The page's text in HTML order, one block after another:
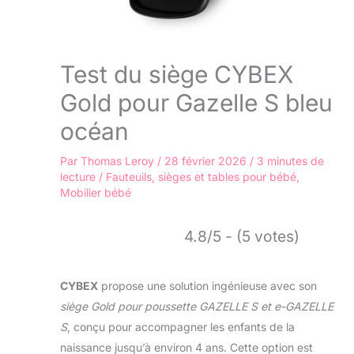
Test du siège CYBEX
Gold pour Gazelle S bleu
océan
Par Thomas Leroy / 28 février 2026 / 3 minutes de
lecture / Fauteuils, sièges et tables pour bébé
Mobilier bébé
4.8/5 - (5 votes)
CYBEX propose une solution ingénieuse avec son
siège Gold pour poussette GAZELLE S et e-GAZELLE
S, conçu pour accompagner les enfants de la
naissance jusqu’à environ 4 ans. Cette option est